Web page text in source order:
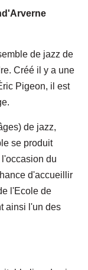
de jazz de
Créé il y a une
Pigeon, il est
de jazz,
se produit
du
d'accueillir
l'Ecole de
ainsi l'un des